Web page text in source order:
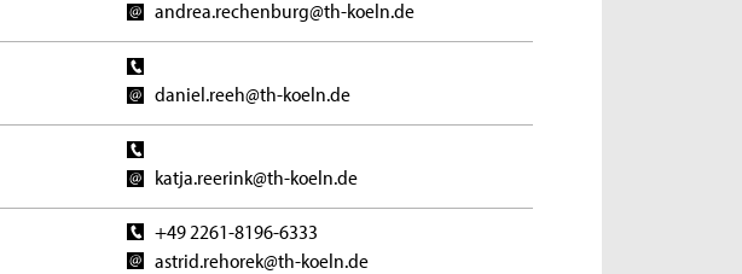
andrea.rechenburg@th-koeln.de
daniel.reeh@th-koeln.de
katja.reerink@th-koeln.de
+49 2261-8196-6333
astrid.rehorek@th-koeln.de